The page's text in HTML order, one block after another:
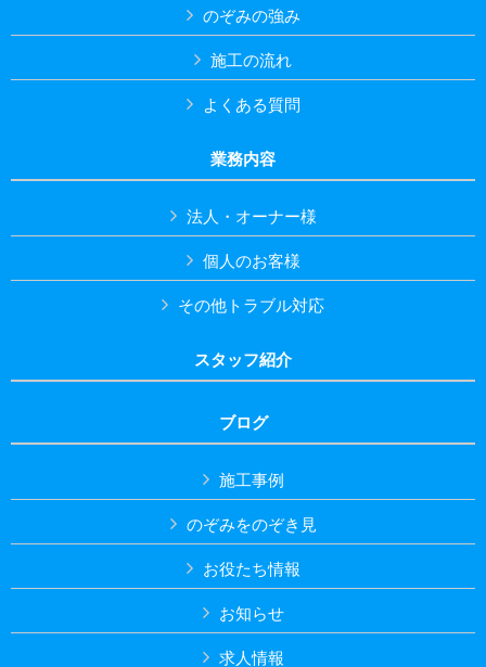
のぞみの強み
施工の流れ
よくある質問
業務内容
法人・オーナー様
個人のお客様
その他トラブル対応
スタッフ紹介
ブログ
施工事例
のぞみをのぞき見
お役たち情報
お知らせ
求人情報